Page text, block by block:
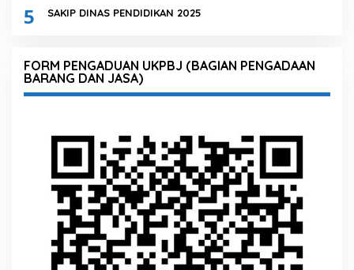
5 SAKIP DINAS PENDIDIKAN 2025
FORM PENGADUAN UKPBJ (BAGIAN PENGADAAN
BARANG DAN JASA)